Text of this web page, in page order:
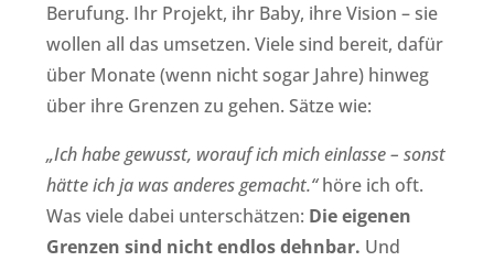
Berufung. Ihr Projekt, ihr Baby, ihre Vision – sie
wollen all das umsetzen. Viele sind bereit, dafür
über Monate (wenn nicht sogar Jahre) hinweg
über ihre Grenzen zu gehen. Sätze wie:
„Ich habe gewusst, worauf ich mich einlasse – sonst
hätte ich ja was anderes gemacht.“höre ich oft.
Was viele dabei unterschätzen: Die eigenen
Grenzen sind nicht endlos dehnbar. Und